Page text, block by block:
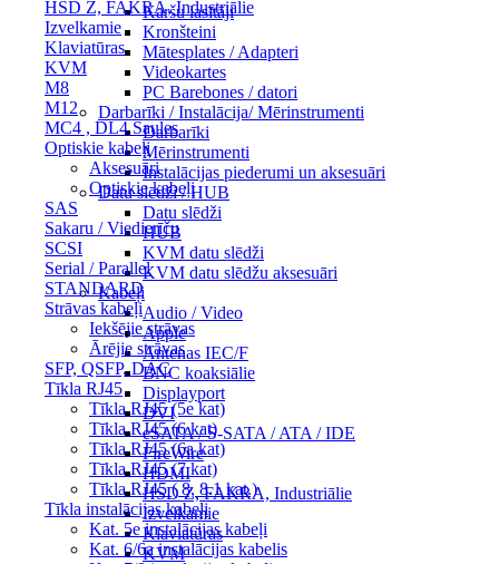
HSD Z, FAKRA, Industriālie
Izvelkamie
Klaviatūras
KVM
M8
M12
MC4 , DL4 Saules
Optiskie kabeļi
Aksesuāri
Optiskie kabeļi
SAS
Sakaru / Viedierīču
SCSI
Serial / Parallel
STANDARD
Strāvas kabeļi
Iekšējie strāvas
Ārējie strāvas
SFP, QSFP, DAC
Tīkla RJ45
Tīkla RJ45 (5e kat)
Tīkla RJ45 (6 kat)
Tīkla RJ45 (6a kat)
Tīkla RJ45 (7 kat)
Tīkla RJ45 ( 8, 8.1 kat.)
Tīkla instalācijas kabeļi
Kat. 5e instalācijas kabeļi
Kat. 6/6a instalācijas kabelis
Karšu lasītāji
Kronšteini
Mātesplates / Adapteri
Videokartes
PC Barebones / datori
Darbarīki / Instalācija/ Mērinstrumenti
Darbarīki
Mērinstrumenti
Instalācijas piederumi un aksesuāri
Datu slēdži / HUB
Datu slēdži
HUB
KVM datu slēdži
KVM datu slēdžu aksesuāri
Kabeļi
Audio / Video
Apple
Antenas IEC/F
BNC koaksiālie
Displayport
DVI
eSATA / S-SATA / ATA / IDE
FireWire
HDMI
HSD Z, FAKRA, Industriālie
Izvelkamie
Klaviatūras
KVM